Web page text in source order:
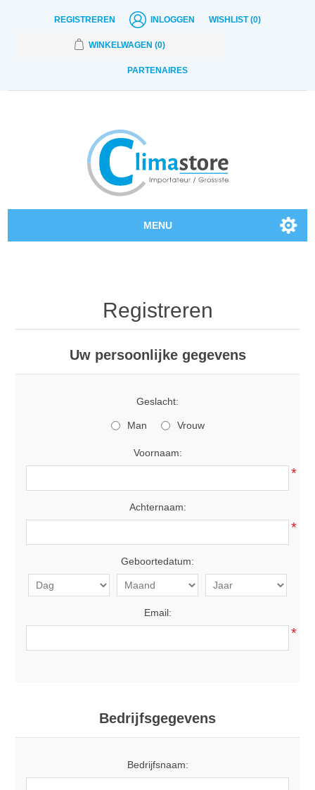
REGISTREREN INLOGGEN WISHLIST (0)
WINKELWAGEN (0)
PARTENAIRES
MENU
Registreren
Uw persoonlijke gegevens
Geslacht:
Man Vrouw
Voornaam:
*
Achternaam:
*
Geboortedatum:
Email:
*
Bedrijfsgegevens
Bedrijfsnaam: